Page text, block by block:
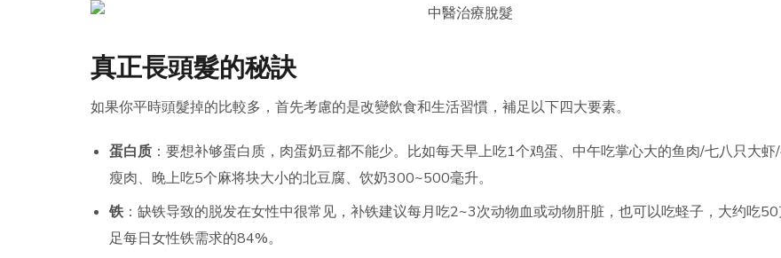
真正長頭髮的秘訣
如果你平時頭髮掉的比較多，首先考慮的是改變飲食和生活習慣，補足以下四大要素。
蛋白质：要想补够蛋白质，肉蛋奶豆都不能少。比如每天早上吃1个鸡蛋、中午吃掌心大的鱼肉/七八只大虾
瘦肉、晚上吃5个麻将块大小的北豆腐、饮奶300~500毫升。
铁：缺铁导致的脱发在女性中很常见，补铁建议每月吃2~3次动物血或动物肝脏，也可以吃蛏子，大约吃
足每日女性铁需求的84%。